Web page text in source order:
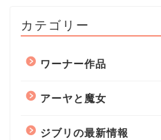
カテゴリー
ワーナー作品
アーヤと魔女
ジブリの最新情報